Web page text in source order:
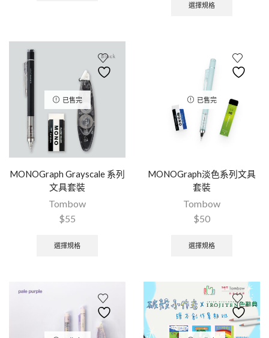
選擇規格
已售完
MONOGraph Grayscale 系列
文具套裝
Tombow
$55
選擇規格
已售完
MONOGraph淡色系列文具
套裝
Tombow
$50
選擇規格